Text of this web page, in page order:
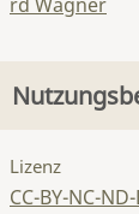
Lizenz
CC-BY-NC-